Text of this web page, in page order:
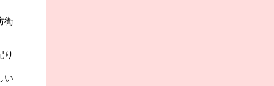
衛
り
い